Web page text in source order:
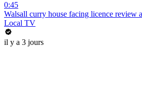
0:45
Walsall curry house facing licence review
Local TV
il y a 3 jours